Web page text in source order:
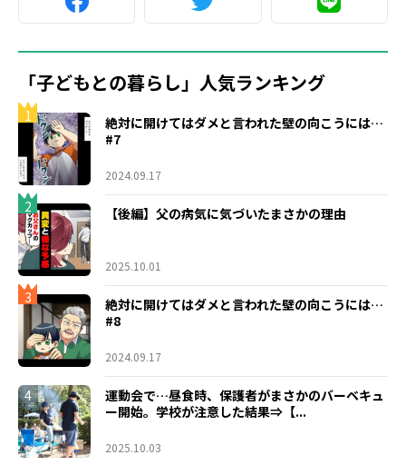
「子どもとの暮らし」人気ランキング
1
絶対に開けてはダメと言われた壁の向こうには…
#7
2024.09.17
2 【後編】父の病気に気づいたまさかの理由
2025.10.01
3
絶対に開けてはダメと言われた壁の向こうには…
#8
2024.09.17
4
運動会で…昼食時、保護者がまさかのバーベキュ
ー開始。学校が注意した結果⇒【...
2025.10.03